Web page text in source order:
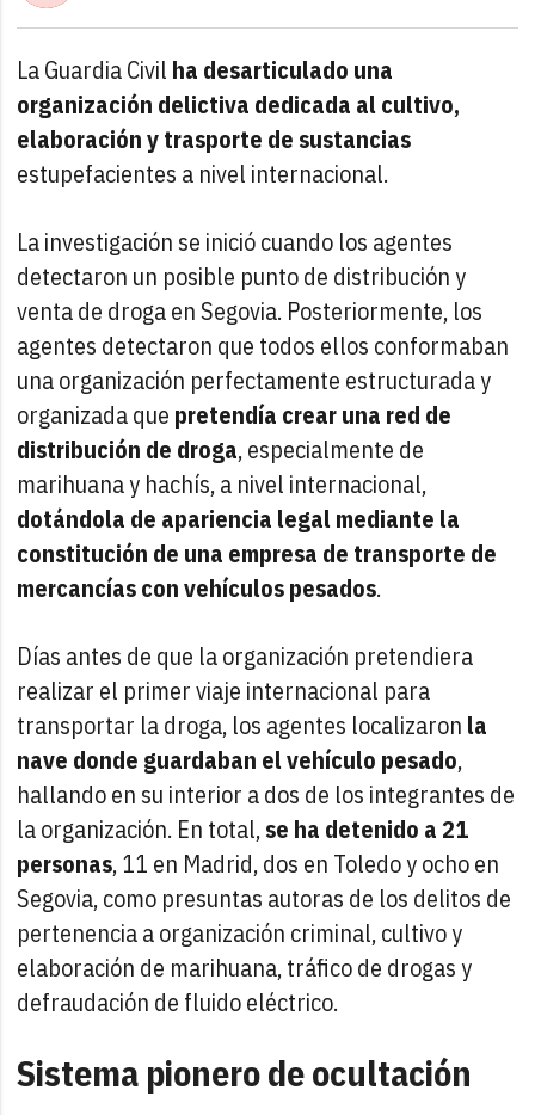
La Guardia Civil ha desarticulado una
organización delictiva dedicada al cultivo,
elaboración y trasporte de sustancias
estupefacientes a nivel internacional.
La investigación se inició cuando los agentes
detectaron un posible punto de distribución y
venta de droga en Segovia. Posteriormente, los
agentes detectaron que todos ellos conformaban
una organización perfectamente estructurada y
organizada que pretendía crear una red de
distribución de droga, especialmente de
marihuana y hachís, a nivel internacional,
dotándola de apariencia legal mediante la
constitución de una empresa de transporte de
mercancías con vehículos pesados.
Días antes de que la organización pretendiera
realizar el primer viaje internacional para
transportar la droga, los agentes localizaron la
nave donde guardaban el vehículo pesado,
hallando en su interior a dos de los integrantes de
la organización. En total,se ha detenido a 21
personas, 11 en Madrid, dos en Toledo y ocho en
Segovia, como presuntas autoras de los delitos de
pertenencia a organización criminal, cultivo y
elaboración de marihuana, tráfico de drogas y
defraudación de fluido eléctrico.
Sistema pionero de ocultación